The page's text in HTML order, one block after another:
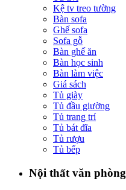
Kệ tv treo tường
Bàn sofa
Ghế sofa
Sofa gỗ
Bàn ghế ăn
Bàn học sinh
Bàn làm việc
Giá sách
Tủ giày
Tủ đầu giường
Tủ trang trí
Tủ bát đĩa
Tủ rượu
Tủ bếp
Nội thất văn phòng